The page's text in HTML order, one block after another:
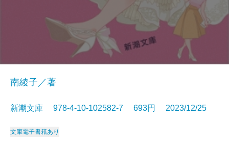
南綾子／著
新潮文庫 978-4-10-102582-7 693円 2023/12/25
文庫電子書籍あり